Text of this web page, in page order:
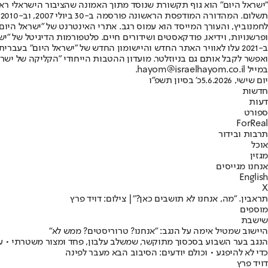
"ישראל היום" הוא גוף תקשורת שנוסד מתוך האמונה שהציבור הישראלי
ופרשנויות, וידיאו, פודקאסטים ושידורים חיים. פלטפורמות הדיגיטל של
ב-2021 עלו לאוויר האתר החדש והיישומון החדש של "ישראל
ואפשר לקבל אותם גם בניוזלטר. מועדון ההטבות הייחודי "הקליקה של
במייל hayom@israelhayom.co.il.
יום שישי, 5.6.2026
כ' בסיון תשפ"ו
חדשות
דעות
ספורט
ForReal
תרבות ובידור
אוכל
מגזין
אנחנו מגייסים
English
X
תראבין. "מה, אנחנו לא תושבים כאן?"| צילום: דויד פרץ
מוספים
שישבת
היישוב שמטיל אימה על הנגב: "אנחנו? טרוריסטים? ממש לא"
הנגב בער השבוע בסכסוך מתוקשר, שמשלב עלבון, פחד ומצור משטרתי •
כדי לא להיפגע • וכולם יודעים: הסיבוב הבא מעבר לפינה
דויד פרץ